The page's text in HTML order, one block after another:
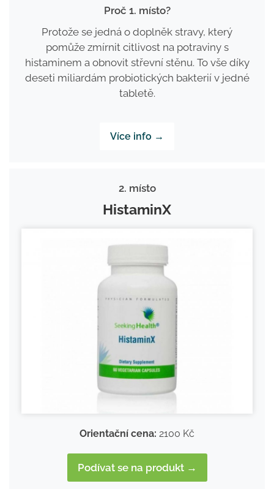
Proč 1. místo?
Protože se jedná o doplněk stravy, který
pomůže zmírnit citlivost na potraviny s
histaminem a obnovit střevní stěnu. To vše díky
deseti miliardám probiotických bakterií v jedné
tabletě.
Více info →
2. místo
HistaminX
Orientační cena: 2100 Kč
Podívat se na produkt →